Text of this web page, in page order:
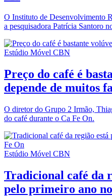
O Instituto de Desenvolvimento
a pesquisadora Patrícia Santoro
Estúdio Móvel CBN
Preço do café é
depende de muitos
O diretor do Grupo 2 Irmão,
do café durante o Ca Fe On.
Estúdio Móvel CBN
Tradicional café da
pelo primeiro ano